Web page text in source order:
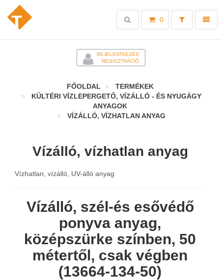
Toggle
0
Toggle
search
BEJELENTKEZÉS
REGISZTRÁCIÓ
FŐOLDAL
TERMÉKEK
KÜLTÉRI VÍZLEPERGETŐ, VÍZÁLLÓ - ÉS NYUGÁGY
ANYAGOK
VÍZÁLLÓ, VÍZHATLAN ANYAG
Vízálló, vízhatlan anyag
Vízhatlan, vízálló, UV-álló anyag
Vízálló, szél-és esővédő
ponyva anyag,
középszürke színben, 50
métertől, csak végben
(13664-134-50)